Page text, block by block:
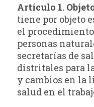
Artículo 1.
tiene por objeto
el
personas
secretarías de
distritales para
y cambios en la
salud en el